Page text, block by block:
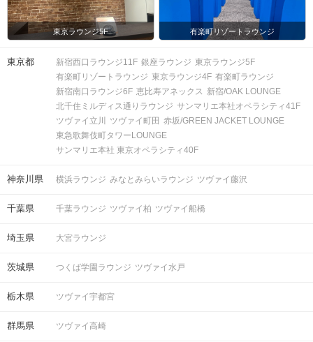
東京ラウンジ5F 有楽町リゾートラウンジ
東京都 新宿西口ラウンジ11F 銀座ラウンジ 東京ラウンジ5F
有楽町リゾートラウンジ 東京ラウンジ4F 有楽町ラウンジ
新宿南口ラウンジ6F 恵比寿アネックス 新宿/OAK LOUNGE
北千住ミルディス通りラウンジ サンマリエ本社オペラシティ41F
ツヴァイ立川
ツヴァイ町田 赤坂/GREEN JACKET LOUNGE
東急歌舞伎町タワーLOUNGE
サンマリエ本社 東京オペラシティ40F
神奈川県 横浜ラウンジ みなとみらいラウンジ ツヴァイ藤沢
千葉県 千葉ラウンジ ツヴァイ柏 ツヴァイ船橋
埼玉県 大宮ラウンジ
茨城県 つくば学園ラウンジ ツヴァイ水戸
栃木県 ツヴァイ宇都宮
群馬県 ツヴァイ高崎